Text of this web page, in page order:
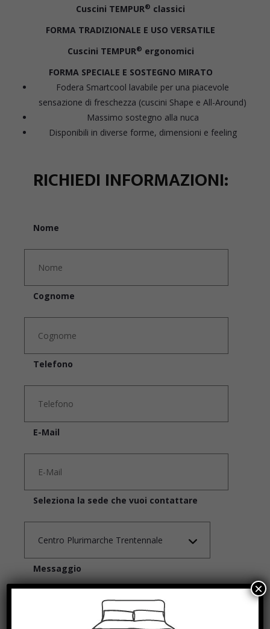
Cuscini TEMPUR® classici
FORMA TRADIZIONALE E USO VERSATILE
Cuscini TEMPUR® ergonomici
FORMA SPECIALE E SOSTEGNO MIRATO
Fodera Smartcool lavabile per una piacevole
sensazione di freschezza (cuscini Shape e All-Around)
Massimo sostegno alla nuca
Disponibili in diverse forme, dimensioni e feeling
RICHIEDI INFORMAZIONI:
Nome
Cognome
Telefono
E-Mail
Seleziona la sede che vuoi contattare
Messaggio
×